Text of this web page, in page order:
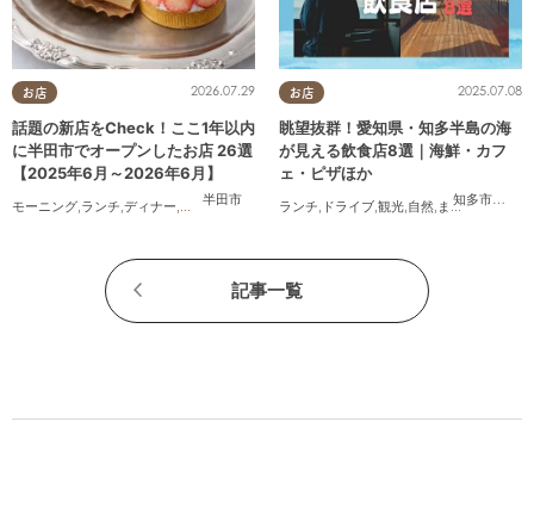
お店
半田市
2026.07.29
話題の新店をCheck！ここ1年以内
に半田市でオープンしたお店 26選
【2025年6月～2026年6月】
モーニング ランチ ディナー アルコール ラーメン,パン,カフェ スイーツ, テイクアウト
お店
知多市
,常滑
2025.07.08
眺望抜群！愛知県・知多半島の海
が見える飲食店8選｜海鮮・カフ
ェ・ピザほか
ランチ ドライブ 観光 自然 まちネタ 季節
記事一覧